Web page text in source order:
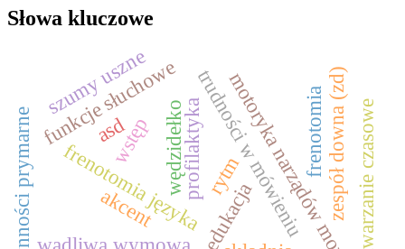
Słowa kluczowe
wstęp
edukacja
asd
funkcje słuchowetrudności w mówieniu
motoryka narządów mowy
frenotomia języka
profilaktyka
wędzidełko frenotomia
czynności prymarne akcent
szumy uszne zespół downa (zd)
rytm przetwarzanie czasowe